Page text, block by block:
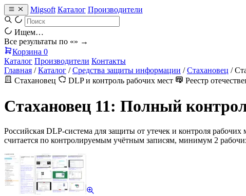
Migsoft Каталог Производители
Ищем…
Все результаты по «» →
Корзина 0
Каталог Производители Контакты
Главная / Каталог / Средства защиты информации / Стахановец /
Стахановец
DLP и контроль рабочих мест Реестр
Стахановец 11: Полный
Российская DLP-система для защиты от утечек и контроля
считается по контролируемым учётным записям, минимум 2